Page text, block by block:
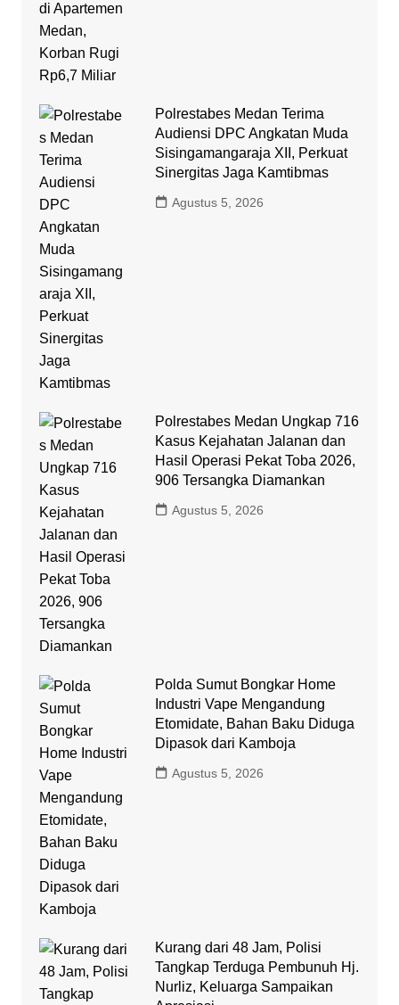
Polrestabes Medan Terima
Audiensi DPC Angkatan Muda
Sisingamangaraja XII, Perkuat
Sinergitas Jaga Kamtibmas
Agustus 5, 2026
Polrestabes Medan Ungkap 716
Kasus Kejahatan Jalanan dan
Hasil Operasi Pekat Toba 2026,
906 Tersangka Diamankan
Agustus 5, 2026
Polda Sumut Bongkar Home
Industri Vape Mengandung
Etomidate, Bahan Baku Diduga
Dipasok dari Kamboja
Agustus 5, 2026
Kurang dari 48 Jam, Polisi
Tangkap Terduga Pembunuh Hj.
Nurliz, Keluarga Sampaikan